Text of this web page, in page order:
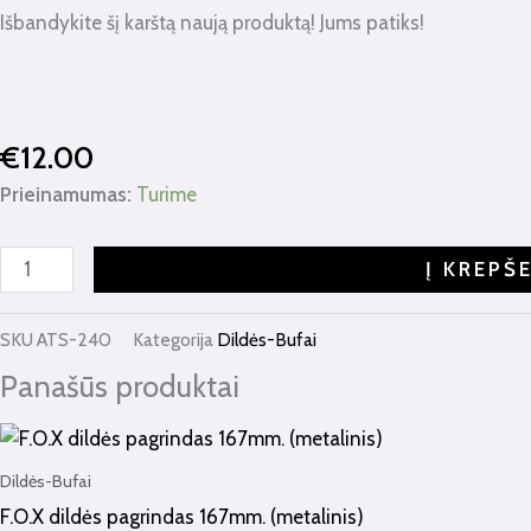
Išbandykite šį karštą naują produktą! Jums patiks!
€12.00
Prieinamumas: Turime
Į
SKU ATS-240 Kategorija Dildės-Bufai
Panašūs produktai
Dildės-Bufai
F.O.X dildės pagrindas 167mm. (metalinis)